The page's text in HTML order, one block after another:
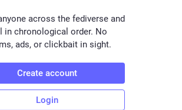
across the fediverse and
in chronological order. No
ads, or clickbait in sight.
Create account
Login